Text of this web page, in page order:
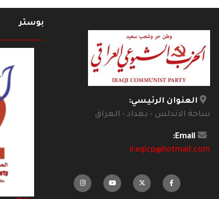
العنوان الرئيسي:
ساحة الاندلس - بغداد - العراق
Email:
iraqicp@hotmail.com
بوستر